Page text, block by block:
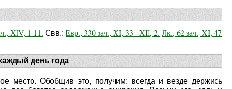
XIV, 1-11. Свв.: Евр., 330 зач., XI, 33 - XII, 2. Лк., 62 зач., XI, 47
день года
место. Обобщив это, получим: всегда и везде держись